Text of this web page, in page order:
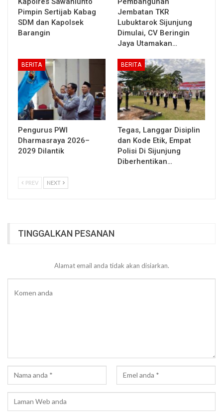
Pimpin Sertijab Kabag
SDM dan Kapolsek
Barangin
Jembatan TKR
Lubuktarok Sijunjung
Dimulai, CV Beringin
Jaya Utamakan…
BERITA
Pengurus PWI
Dharmasraya 2026–
2029 Dilantik
BERITA
Tegas, Langgar Disiplin
dan Kode Etik, Empat
Polisi Di Sijunjung
Diberhentikan…
PREV NEXT
TINGGALKAN PESANAN
Alamat email anda tidak akan disiarkan.